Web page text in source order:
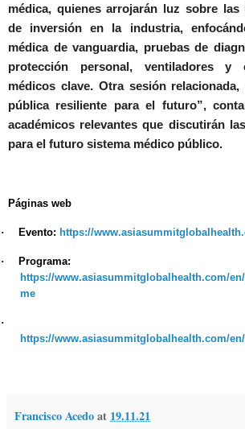
médica, quienes arrojarán luz sobre las
de inversión en la industria,
médica de vanguardia, pruebas de
protección personal, ventiladores y
médicos clave. Otra sesión relacionada,
pública resiliente para el futuro”,
académicos relevantes que discutirán
para el futuro sistema médico público.
Páginas web
· Evento: https://
·
Programa:
https://www.asiasummitglobalhealth.com/
me
·
https://www.asiasummitglobalhealth.com/
Francisco Acedoat 19.11.21